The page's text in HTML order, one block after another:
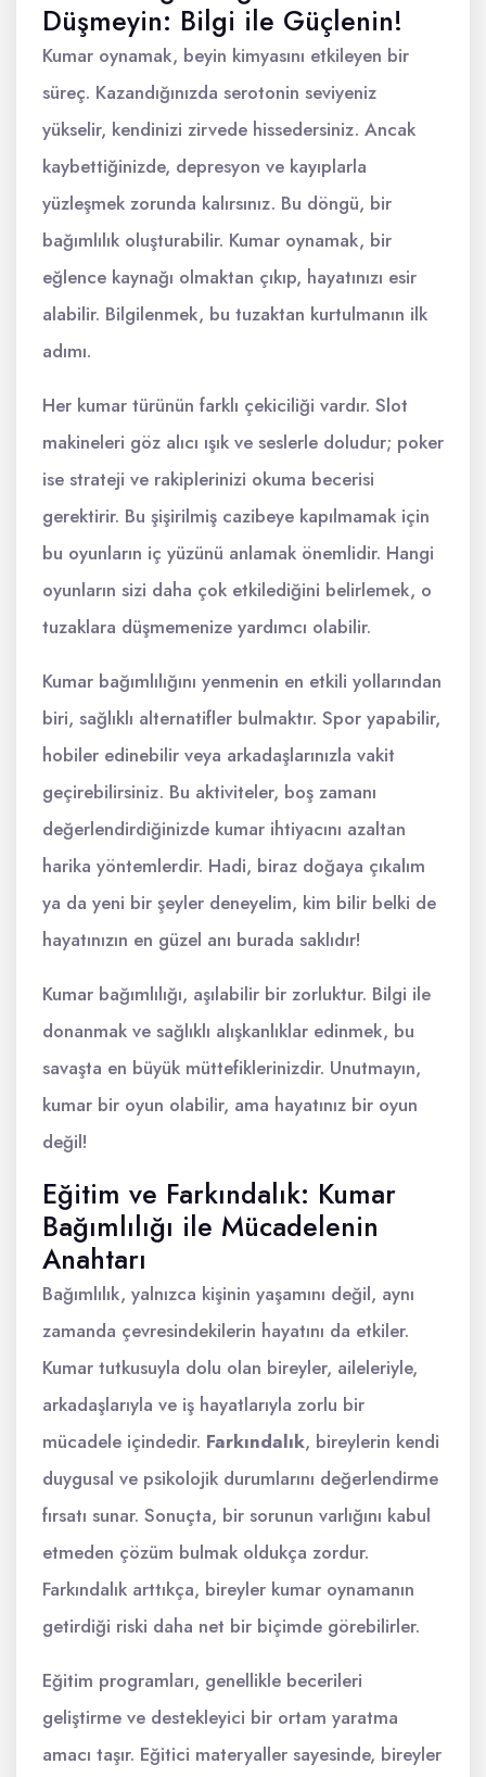
Düşmeyin: Bilgi ile Güçlenin!
Kumar oynamak, beyin kimyasını etkileyen bir
süreç. Kazandığınızda serotonin seviyeniz
yükselir, kendinizi zirvede hissedersiniz. Ancak
kaybettiğinizde, depresyon ve kayıplarla
yüzleşmek zorunda kalırsınız. Bu döngü, bir
bağımlılık oluşturabilir. Kumar oynamak, bir
eğlence kaynağı olmaktan çıkıp, hayatınızı esir
alabilir. Bilgilenmek, bu tuzaktan kurtulmanın ilk
adımı.
Her kumar türünün farklı çekiciliği vardır. Slot
makineleri göz alıcı ışık ve seslerle doludur; poker
ise strateji ve rakiplerinizi okuma becerisi
gerektirir. Bu şişirilmiş cazibeye kapılmamak için
bu oyunların iç yüzünü anlamak önemlidir. Hangi
oyunların sizi daha çok etkilediğini belirlemek, o
tuzaklara düşmemenize yardımcı olabilir.
Kumar bağımlılığını yenmenin en etkili yollarından
biri, sağlıklı alternatifler bulmaktır. Spor yapabilir,
hobiler edinebilir veya arkadaşlarınızla vakit
geçirebilirsiniz. Bu aktiviteler, boş zamanı
değerlendirdiğinizde kumar ihtiyacını azaltan
harika yöntemlerdir. Hadi, biraz doğaya çıkalım
ya da yeni bir şeyler deneyelim, kim bilir belki de
hayatınızın en güzel anı burada saklıdır!
Kumar bağımlılığı, aşılabilir bir zorluktur. Bilgi ile
donanmak ve sağlıklı alışkanlıklar edinmek, bu
savaşta en büyük müttefiklerinizdir. Unutmayın,
kumar bir oyun olabilir, ama hayatınız bir oyun
değil!
Eğitim ve Farkındalık: Kumar
Bağımlılığı ile Mücadelenin
Anahtarı
Bağımlılık, yalnızca kişinin yaşamını değil, aynı
zamanda çevresindekilerin hayatını da etkiler.
Kumar tutkusuyla dolu olan bireyler, aileleriyle,
arkadaşlarıyla ve iş hayatlarıyla zorlu bir
mücadele içindedir. Farkındalık, bireylerin kendi
duygusal ve psikolojik durumlarını değerlendirme
fırsatı sunar. Sonuçta, bir sorunun varlığını kabul
etmeden çözüm bulmak oldukça zordur.
Farkındalık arttıkça, bireyler kumar oynamanın
getirdiği riski daha net bir biçimde görebilirler.
Eğitim programları, genellikle becerileri
geliştirme ve destekleyici bir ortam yaratma
amacı taşır. Eğitici materyaller sayesinde, bireyler